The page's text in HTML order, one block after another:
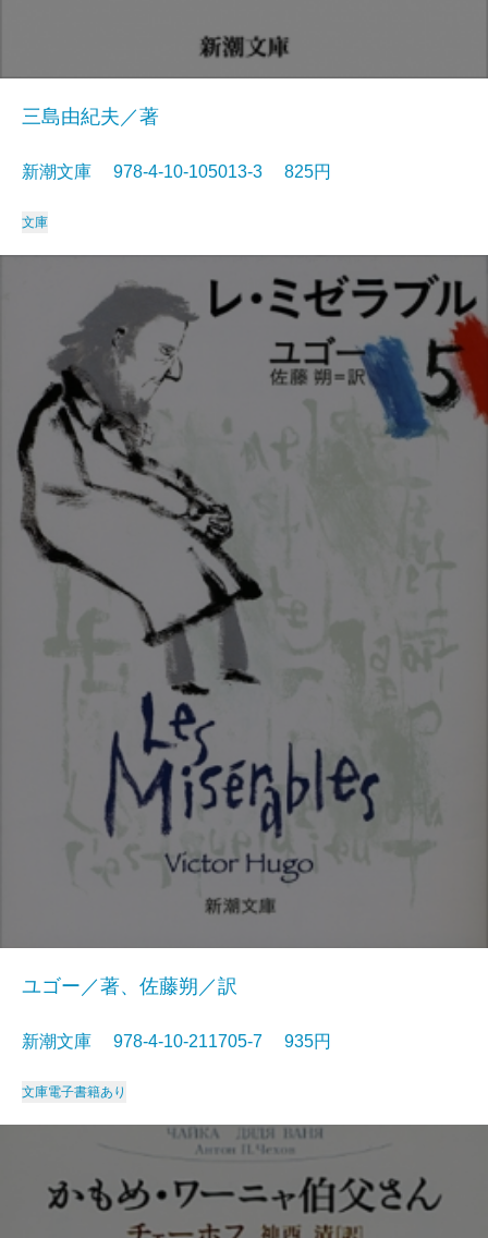
三島由紀夫／著
新潮文庫 978-4-10-105013-3 825円
文庫
ユゴー／著、佐藤朔／訳
新潮文庫 978-4-10-211705-7 935円
文庫電子書籍あり